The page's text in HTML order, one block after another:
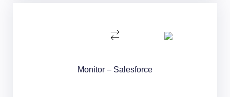
Monitor – Salesforce